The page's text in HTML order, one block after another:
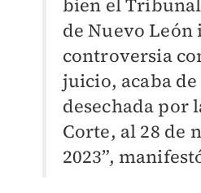
bien el
de Nuevo León
controversia
juicio, acaba de
desechada por
Corte, al 28 de
2023”,